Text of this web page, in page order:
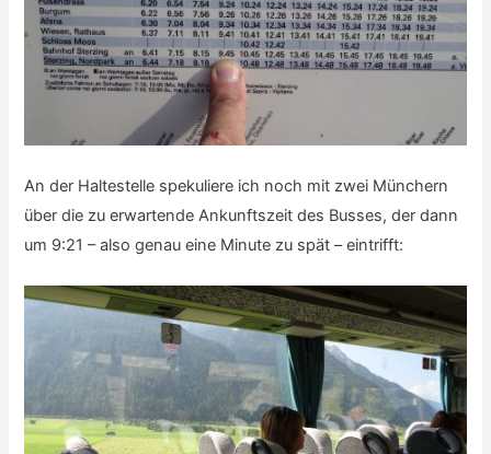
An der Haltestelle spekuliere ich noch mit zwei Münchern
über die zu erwartende Ankunftszeit des Busses, der dann
um 9:21 – also genau eine Minute zu spät – eintrifft: